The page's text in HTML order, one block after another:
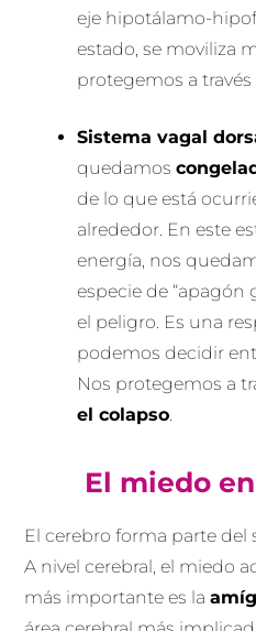
eje hipotálamo-
estado, se moviliza
protegemos a través
Sistema vagal
quedamos
de lo que está
alrededor. En este
energía, nos
especie de “apagón
el peligro. Es una
podemos decidir
Nos protegemos a
el colapso.
El miedo
El cerebro forma parte del
A nivel cerebral, el miedo
más importante es la